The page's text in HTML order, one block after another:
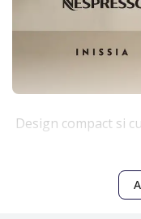
Design compact si
ergonomic, aparatul
Inissia se